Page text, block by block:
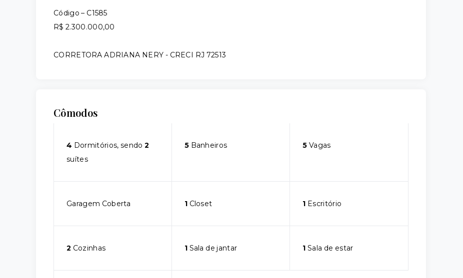
Código – C1585
R$ 2.300.000,00
CORRETORA ADRIANA NERY - CRECI RJ 72513
Cômodos
4 Dormitórios, sendo2
suítes
5Banheiros 5 Vagas
Garagem Coberta 1Closet 1 Escritório
2 Cozinhas 1Sala de jantar 1 Sala de estar